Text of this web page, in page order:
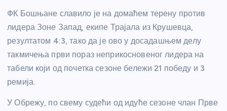
ФК Бошњане славило је на домаћем терену против
лидера Зоне Запад, екипе Трајала из Крушевца,
резултатом 4:3, тако да је ово у досадашњем делу
такмичења први пораз неприкосновеног лидера на
табели који од почетка сезоне бележи 21 победу и 3
ремија.
У Обрежу, по свему судећи од идуће сезоне члан Прве